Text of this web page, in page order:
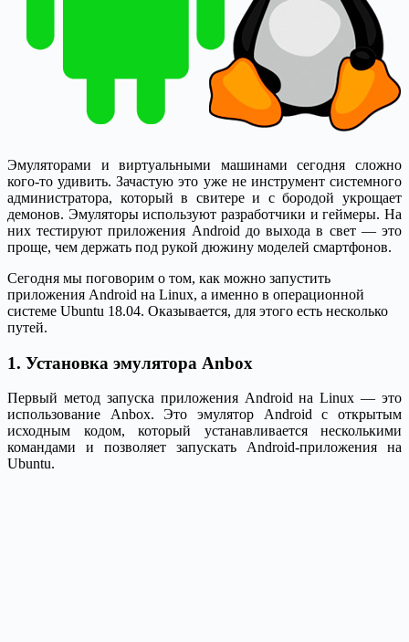
Эмуляторами и виртуальными машинами сегодня сложно
кого-то удивить. Зачастую это уже не инструмент системного
администратора, который в свитере и с бородой укрощает
демонов. Эмуляторы используют разработчики и геймеры. На
них тестируют приложения Android до выхода в свет — это
проще, чем держать под рукой дюжину моделей смартфонов.
Сегодня мы поговорим о том, как можно запустить
приложения Android на Linux, а именно в операционной
системе Ubuntu 18.04. Оказывается, для этого есть несколько
путей.
1. Установка эмулятора Anbox
Первый метод запуска приложения Android на Linux — это
использование Anbox. Это эмулятор Android с открытым
исходным кодом, который устанавливается несколькими
командами и позволяет запускать Android-приложения на
Ubuntu.